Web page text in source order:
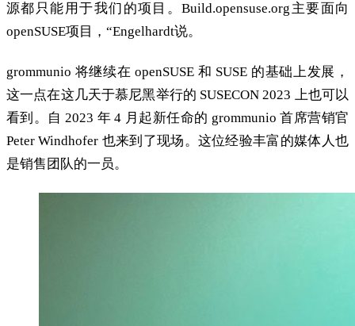
源都只能用于我们的项目。Build.opensuse.org主要面向
openSUSE项目，“Engelhardt说。
grommunio 将继续在 openSUSE 和 SUSE 的基础上发展，
这一点在这几天于慕尼黑举行的 SUSECON 2023 上也可以
看到。自 2023 年 4 月起新任命的 grommunio 首席营销官
Peter Windhofer 也来到了现场。这位经验丰富的媒体人也
是销售团队的一员。